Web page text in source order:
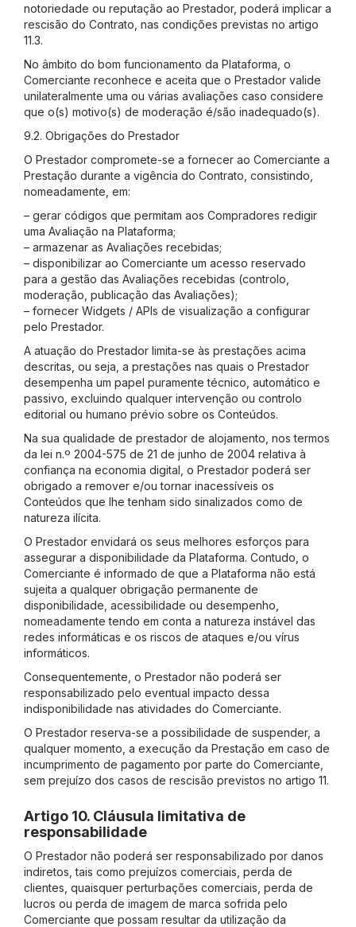
notoriedade ou reputação ao Prestador, poderá implicar a
rescisão do Contrato, nas condições previstas no artigo
11.3.
No âmbito do bom funcionamento da Plataforma, o
Comerciante reconhece e aceita que o Prestador valide
unilateralmente uma ou várias avaliações caso considere
que o(s) motivo(s) de moderação é/são inadequado(s).
9.2. Obrigações do Prestador
O Prestador compromete-se a fornecer ao Comerciante a
Prestação durante a vigência do Contrato, consistindo,
nomeadamente, em:
– gerar códigos que permitam aos Compradores redigir
uma Avaliação na Plataforma;
– armazenar as Avaliações recebidas;
– disponibilizar ao Comerciante um acesso reservado
para a gestão das Avaliações recebidas (controlo,
moderação, publicação das Avaliações);
– fornecer Widgets / APIs de visualização a configurar
pelo Prestador.
A atuação do Prestador limita-se às prestações acima
descritas, ou seja, a prestações nas quais o Prestador
desempenha um papel puramente técnico, automático e
passivo, excluindo qualquer intervenção ou controlo
editorial ou humano prévio sobre os Conteúdos.
Na sua qualidade de prestador de alojamento, nos termos
da lei n.º 2004-575 de 21 de junho de 2004 relativa à
confiança na economia digital, o Prestador poderá ser
obrigado a remover e/ou tornar inacessíveis os
Conteúdos que lhe tenham sido sinalizados como de
natureza ilícita.
O Prestador envidará os seus melhores esforços para
assegurar a disponibilidade da Plataforma. Contudo, o
Comerciante é informado de que a Plataforma não está
sujeita a qualquer obrigação permanente de
disponibilidade, acessibilidade ou desempenho,
nomeadamente tendo em conta a natureza instável das
redes informáticas e os riscos de ataques e/ou vírus
informáticos.
Consequentemente, o Prestador não poderá ser
responsabilizado pelo eventual impacto dessa
indisponibilidade nas atividades do Comerciante.
O Prestador reserva-se a possibilidade de suspender, a
qualquer momento, a execução da Prestação em caso de
incumprimento de pagamento por parte do Comerciante,
sem prejuízo dos casos de rescisão previstos no artigo 11.
Artigo 10. Cláusula limitativa de
responsabilidade
O Prestador não poderá ser responsabilizado por danos
indiretos, tais como prejuízos comerciais, perda de
clientes, quaisquer perturbações comerciais, perda de
lucros ou perda de imagem de marca sofrida pelo
Comerciante que possam resultar da utilização da